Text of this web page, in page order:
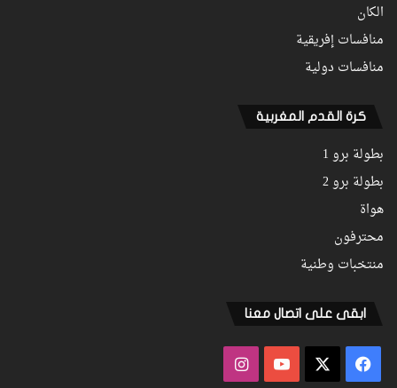
الكان
منافسات إفريقية
منافسات دولية
كرة القدم المغربية
بطولة برو 1
بطولة برو 2
هواة
محترفون
منتخبات وطنية
ابقى على اتصال معنا
فيسبوك ‫YouTubeانستقرام